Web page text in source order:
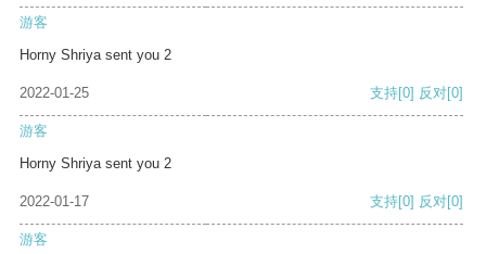
游客
Horny Shriya sent you 2
2022-01-25 支持[0] 反对[0]
游客
Horny Shriya sent you 2
2022-01-17 支持[0] 反对[0]
游客